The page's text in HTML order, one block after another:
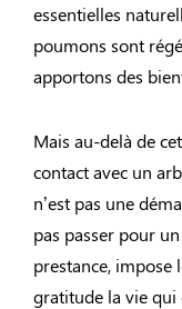
essentielles
poumons sont
apportons des
Mais au-delà de
contact avec un
n’est pas une
pas passer pour
prestance, impose
gratitude la vie qui